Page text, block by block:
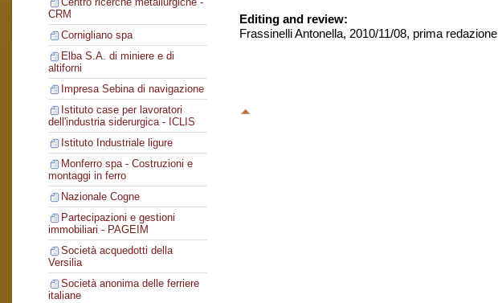
CRM
Cornigliano spa
Elba S.A. di miniere e di
altiforni
Impresa Sebina di navigazione
Istituto case per lavoratori
dell'industria siderurgica - ICLIS
Istituto Industriale ligure
Monferro spa - Costruzioni e
montaggi in ferro
Nazionale Cogne
Partecipazioni e gestioni
immobiliari - PAGEIM
Società acquedotti della
Versilia
Società anonima delle ferriere
italiane
Editing and review:
Frassinelli Antonella, 2010/11/08, prima redazione